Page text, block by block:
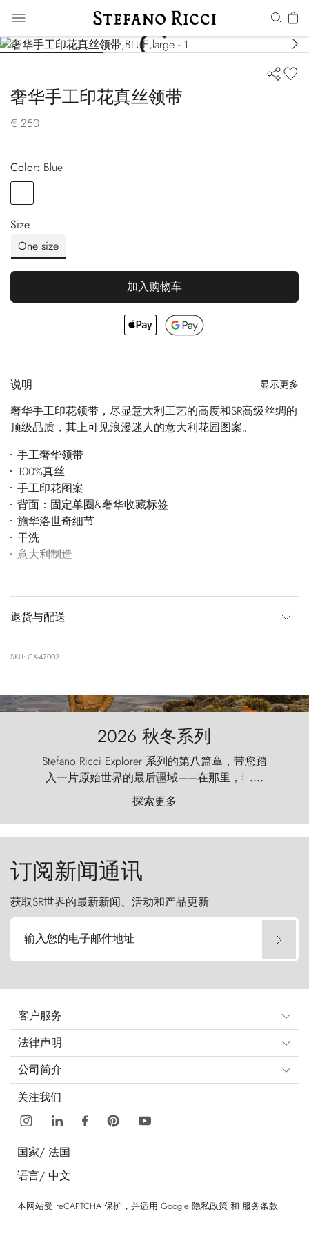
奢华手工印花真丝领带
€ 250
Color:
blue
Size
One size
加入购物车
说明 显示更多
奢华手工印花领带，尽显意大利工艺的高度和SR高级丝绸的
顶级品质，其上可见浪漫迷人的意大利花园图案。
手工奢华领带
100%真丝
手工印花图案
背面：固定单圈&奢华收藏标签
施华洛世奇细节
干洗
意大利制造
退货与配送
SKU: CX-47003
2026 秋冬系列
Stefano Ricci Explorer 系列的第八篇章，带您踏
入一片原始世界的最后疆域——在那里，狂风
以远古的怒号雕琢着自然，而百内塔（Torres
del Paine）则宛如石砌的哨兵，傲然向苍穹发
起挑战。
....
探索更多
订阅新闻通讯
获取SR世界的最新新闻、活动和产品更新
输入您的电子邮件地址
客户服务
法律声明
公司简介
关注我们
国家/ 法国
语言/ 中文
本网站受 reCAPTCHA 保护，并适用 Google 隐私政策 和 服务条款